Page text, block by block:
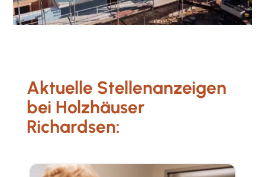
Aktuelle Stellenanzeigen
bei Holzhäuser
Richardsen: